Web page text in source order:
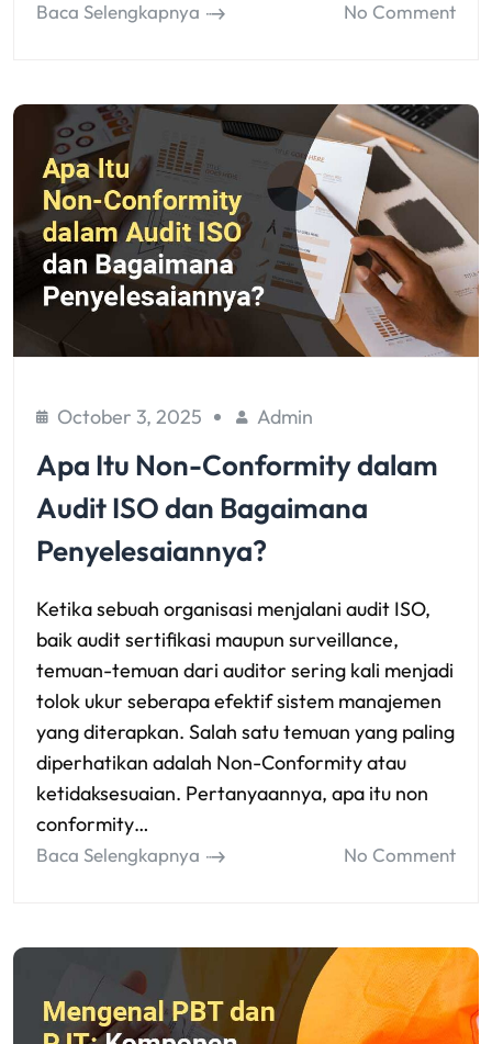
Baca Selengkapnya No Comment
October 3, 2025 Admin
Apa Itu Non-Conformity dalam
Audit ISO dan Bagaimana
Penyelesaiannya?
Ketika sebuah organisasi menjalani audit ISO,
baik audit sertifikasi maupun surveillance,
temuan-temuan dari auditor sering kali menjadi
tolok ukur seberapa efektif sistem manajemen
yang diterapkan. Salah satu temuan yang paling
diperhatikan adalah Non-Conformity atau
ketidaksesuaian. Pertanyaannya, apa itu non
conformity…
Baca Selengkapnya No Comment